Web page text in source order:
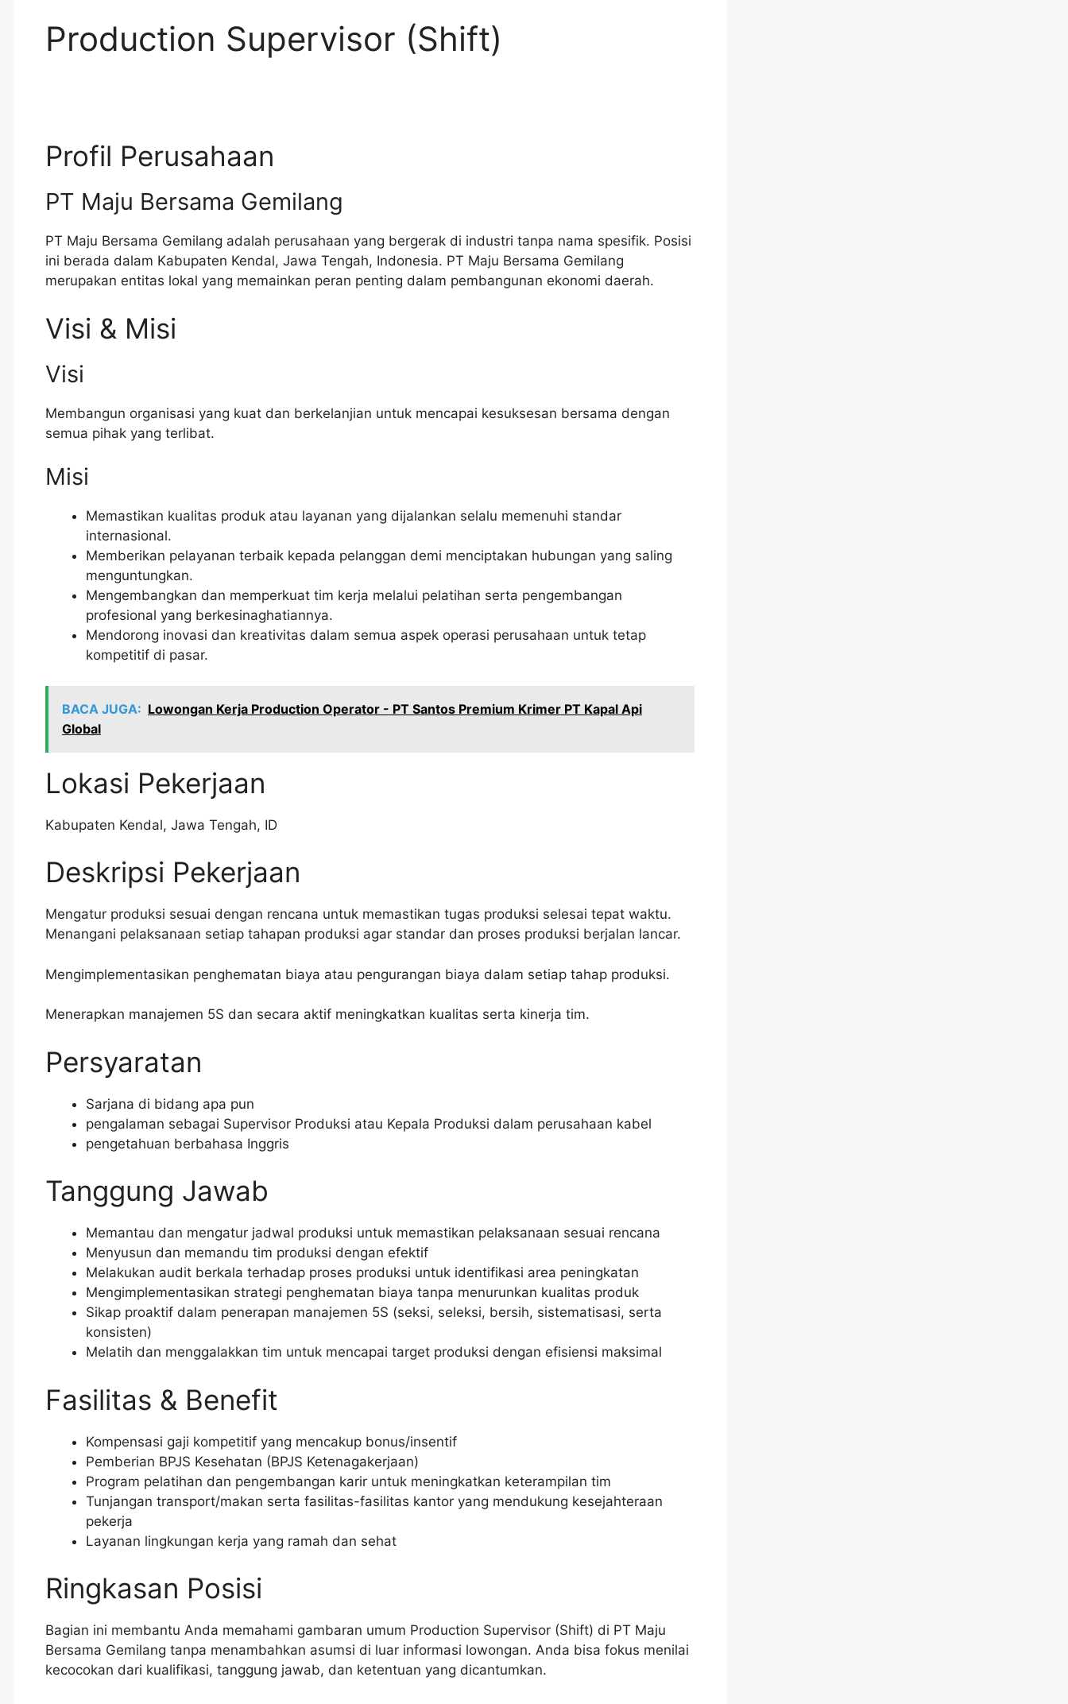
Production Supervisor (Shift)
Profil Perusahaan
PT Maju Bersama Gemilang
PT Maju Bersama Gemilang adalah perusahaan yang bergerak di industri tanpa nama spesifik. Posisi
ini berada dalam Kabupaten Kendal, Jawa Tengah, Indonesia. PT Maju Bersama Gemilang
merupakan entitas lokal yang memainkan peran penting dalam pembangunan ekonomi daerah.
Visi & Misi
Visi
Membangun organisasi yang kuat dan berkelanjian untuk mencapai kesuksesan bersama dengan
semua pihak yang terlibat.
Misi
Memastikan kualitas produk atau layanan yang dijalankan selalu memenuhi standar
internasional.
Memberikan pelayanan terbaik kepada pelanggan demi menciptakan hubungan yang saling
menguntungkan.
Mengembangkan dan memperkuat tim kerja melalui pelatihan serta pengembangan
profesional yang berkesinaghatiannya.
Mendorong inovasi dan kreativitas dalam semua aspek operasi perusahaan untuk tetap
kompetitif di pasar.
BACA JUGA: Lowongan Kerja Production Operator - PT Santos Premium Krimer PT Kapal Api
Global
Lokasi Pekerjaan
Kabupaten Kendal, Jawa Tengah, ID
Deskripsi Pekerjaan
Mengatur produksi sesuai dengan rencana untuk memastikan tugas produksi selesai tepat waktu.
Menangani pelaksanaan setiap tahapan produksi agar standar dan proses produksi berjalan lancar.
Mengimplementasikan penghematan biaya atau pengurangan biaya dalam setiap tahap produksi.
Menerapkan manajemen 5S dan secara aktif meningkatkan kualitas serta kinerja tim.
Persyaratan
Sarjana di bidang apa pun
pengalaman sebagai Supervisor Produksi atau Kepala Produksi dalam perusahaan kabel
pengetahuan berbahasa Inggris
Tanggung Jawab
Memantau dan mengatur jadwal produksi untuk memastikan pelaksanaan sesuai rencana
Menyusun dan memandu tim produksi dengan efektif
Melakukan audit berkala terhadap proses produksi untuk identifikasi area peningkatan
Mengimplementasikan strategi penghematan biaya tanpa menurunkan kualitas produk
Sikap proaktif dalam penerapan manajemen 5S (seksi, seleksi, bersih, sistematisasi, serta
konsisten)
Melatih dan menggalakkan tim untuk mencapai target produksi dengan efisiensi maksimal
Fasilitas & Benefit
Kompensasi gaji kompetitif yang mencakup bonus/insentif
Pemberian BPJS Kesehatan (BPJS Ketenagakerjaan)
Program pelatihan dan pengembangan karir untuk meningkatkan keterampilan tim
Tunjangan transport/makan serta fasilitas-fasilitas kantor yang mendukung kesejahteraan
pekerja
Layanan lingkungan kerja yang ramah dan sehat
Ringkasan Posisi
Bagian ini membantu Anda memahami gambaran umum Production Supervisor (Shift) di PT Maju
Bersama Gemilang tanpa menambahkan asumsi di luar informasi lowongan. Anda bisa fokus menilai
kecocokan dari kualifikasi, tanggung jawab, dan ketentuan yang dicantumkan.